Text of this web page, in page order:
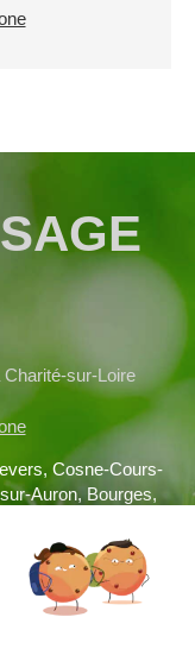
Charité-sur-Loire
Cosne-Cours-
Auron, Bourges,